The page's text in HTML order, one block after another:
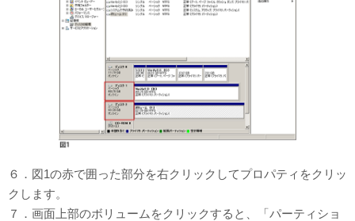
６．図1の赤で囲った部分を右クリックしてプロパティをクリッ
クします。
７．画面上部のボリュームをクリックすると、「パーティショ